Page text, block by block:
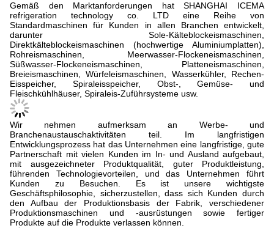
Gemäß den Marktanforderungen hat SHANGHAI ICEMA
refrigeration technology co. LTD eine Reihe von
Standardmaschinen für Kunden in allen Branchen entwickelt,
darunter Sole-Kälteblockeismaschinen,
Direktkälteblockeismaschinen (hochwertige Aluminiumplatten),
Rohreismaschinen, Meerwasser-Flockeneismaschinen,
Süßwasser-Flockeneismaschinen, Platteneismaschinen,
Breieismaschinen, Würfeleismaschinen, Wasserkühler, Rechen-
Eisspeicher, Spiraleisspeicher, Obst-, Gemüse- und
Fleischkühlhäuser, Spiraleis-Zuführsysteme usw.
Wir nehmen aufmerksam an Werbe- und
Branchenaustauschaktivitäten teil. Im langfristigen
Entwicklungsprozess hat das Unternehmen eine langfristige, gute
Partnerschaft mit vielen Kunden im In- und Ausland aufgebaut,
mit ausgezeichneter Produktqualität, guter Produktleistung,
führenden Technologievorteilen, und das Unternehmen führt
Kunden zu Besuchen. Es ist unsere wichtigste
Geschäftsphilosophie, sicherzustellen, dass sich Kunden durch
den Aufbau der Produktionsbasis der Fabrik, verschiedener
Produktionsmaschinen und -ausrüstungen sowie fertiger
Produkte auf die Produkte verlassen können.